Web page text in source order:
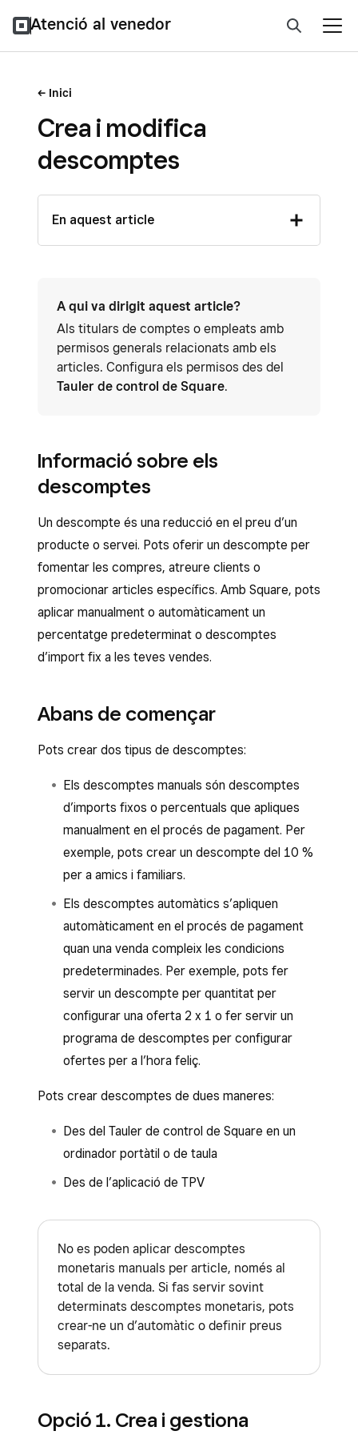
Atenció al venedor
Inici
Crea i modifica
descomptes
En aquest article
A qui va dirigit aquest article?
Als titulars de comptes o empleats amb
permisos generals relacionats amb els
articles. Configura els permisos des del
Tauler de control de Square.
Informació sobre els
descomptes
Un descompte és una reducció en el preu d’un
producte o servei. Pots oferir un descompte per
fomentar les compres, atreure clients o
promocionar articles específics. Amb Square, pots
aplicar manualment o automàticament un
percentatge predeterminat o descomptes
d’import fix a les teves vendes.
Abans de començar
Pots crear dos tipus de descomptes:
Els descomptes manuals són descomptes
d’imports fixos o percentuals que apliques
manualment en el procés de pagament. Per
exemple, pots crear un descompte del 10 %
per a amics i familiars.
Els descomptes automàtics s’apliquen
automàticament en el procés de pagament
quan una venda compleix les condicions
predeterminades. Per exemple, pots fer
servir un descompte per quantitat per
configurar una oferta 2 x 1 o fer servir un
programa de descomptes per configurar
ofertes per a l’hora feliç.
Pots crear descomptes de dues maneres:
Des del Tauler de control de Square en un
ordinador portàtil o de taula
Des de l’aplicació de TPV
No es poden aplicar descomptes
monetaris manuals per article, només al
total de la venda. Si fas servir sovint
determinats descomptes monetaris, pots
crear-ne un d’automàtic o definir preus
separats.
Opció 1. Crea i gestiona